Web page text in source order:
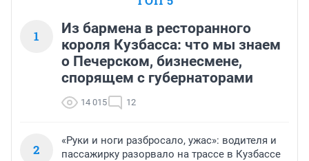
1
Из бармена в ресторанного
короля Кузбасса: что мы знаем
о Печерском, бизнесмене,
спорящем с губернаторами
14 015 12
2
«Руки и ноги разбросало, ужас»: водителя и
пассажирку разорвало на трассе в Кузбассе